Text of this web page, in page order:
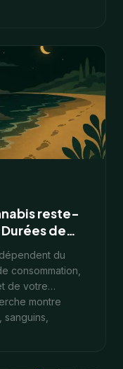
reste-
de
du
consommation,
de votre
montre